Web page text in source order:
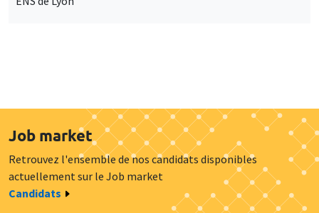
Job market
Retrouvez l'ensemble de nos candidats disponibles
actuellement sur le Job market
Candidats